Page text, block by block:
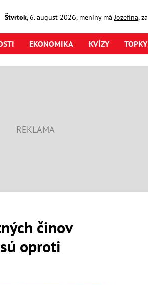
Štvrtok,6. august2026, meniny má Jozefína,
EKONOMIKA KVÍZY
činov
oproti